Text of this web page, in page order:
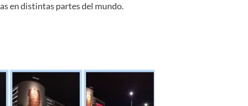
en distintas partes del mundo.